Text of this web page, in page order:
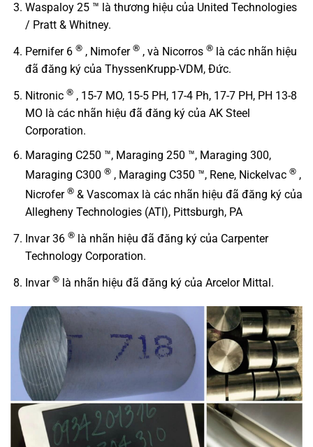
Waspaloy 25 ™ là thương hiệu của United Technologies
/ Pratt & Whitney.
Pernifer 6 ®, Nimofer ®, và Nicorros ®là các nhãn hiệu
đã đăng ký của ThyssenKrupp-VDM, Đức.
Nitronic ®, 15-7 MO, 15-5 PH, 17-4 Ph, 17-7 PH, PH 13-8
MO là các nhãn hiệu đã đăng ký của AK Steel
Corporation.
Maraging C250 ™, Maraging 250 ™, Maraging 300,
Maraging C300 ®, Maraging C350 ™, Rene, Nickelvac ®,
Nicrofer ®& Vascomax là các nhãn hiệu đã đăng ký của
Allegheny Technologies (ATI), Pittsburgh, PA
Invar 36 ®là nhãn hiệu đã đăng ký của Carpenter
Technology Corporation.
Invar ®là nhãn hiệu đã đăng ký của Arcelor Mittal.